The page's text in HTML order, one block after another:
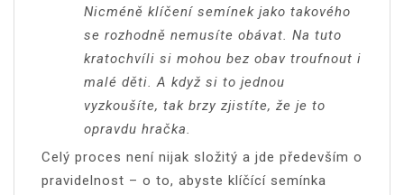
Nicméně klíčení semínek jako takového
se rozhodně nemusíte obávat. Na tuto
kratochvíli si mohou bez obav troufnout i
malé děti. A když si to jednou
vyzkoušíte, tak brzy zjistíte, že je to
opravdu hračka.
Celý proces není nijak složitý a jde především o
pravidelnost – o to, abyste klíčící semínka